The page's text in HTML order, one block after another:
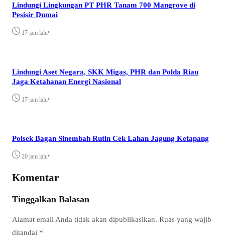
Lindungi Lingkungan PT PHR Tanam 700 Mangrove di
Pesisir Dumai
17 jam lalu•
Lindungi Aset Negara, SKK Migas, PHR dan Polda Riau
Jaga Ketahanan Energi Nasional
17 jam lalu•
Polsek Bagan Sinembah Rutin Cek Lahan Jagung Ketapang
20 jam lalu•
Komentar
Tinggalkan Balasan
Alamat email Anda tidak akan dipublikasikan. Ruas yang wajib
ditandai *